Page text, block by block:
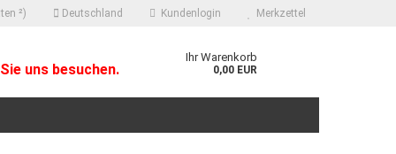
²) Deutschland Kundenlogin Merkzettel
uns besuchen.
Ihr Warenkorb
0,00 EUR